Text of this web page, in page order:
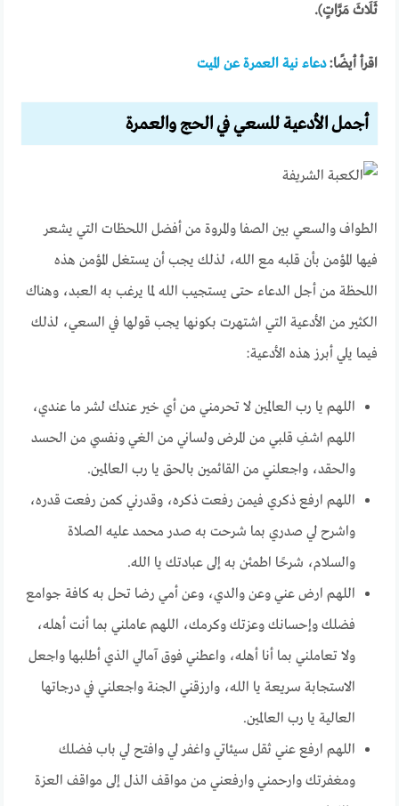
ثَلَاثَ مَرَّاتٍ).
اقرأ أيضًا:دعاء نية العمرة عن الميت
أجمل الأدعية للسعي في الحج والعمرة
الطواف والسعي بين الصفا والمروة من أفضل اللحظات التي يشعر
فيها المؤمن بأن قلبه مع الله، لذلك يجب أن يستغل المؤمن هذه
اللحظة من أجل الدعاء حتى يستجيب الله لما يرغب به العبد، وهناك
الكثير من الأدعية التي اشتهرت بكونها يجب قولها في السعي، لذلك
فيما يلي أبرز هذه الأدعية:
اللهم يا رب العالمين لا تحرمني من أي خير عندك لشر ما عندي،
اللهم اشفِ قلبي من المرض ولساني من الغي ونفسي من الحسد
والحقد، واجعلني من القائمين بالحق يا رب العالمين.
اللهم ارفع ذكري فيمن رفعت ذكره، وقدرني كمن رفعت قدره،
واشرح لي صدري بما شرحت به صدر محمد عليه الصلاة
والسلام، شرحًا اطمئن به إلى عبادتك يا الله.
اللهم ارض عني وعن والدي، وعن أمي رضا تحل به كافة جوامع
فضلك وإحسانك وعزتك وكرمك، اللهم عاملني بما أنت أهله،
ولا تعاملني بما أنا أهله، واعطني فوق آمالي الذي أطلبها واجعل
الاستجابة سريعة يا الله، وارزقني الجنة واجعلني في درجاتها
العالية يا رب العالمين.
اللهم ارفع عني ثقل سيئاتي واغفر لي وافتح لي باب فضلك
ومغفرتك وارحمني وارفعني من مواقف الذل إلى مواقف العزة